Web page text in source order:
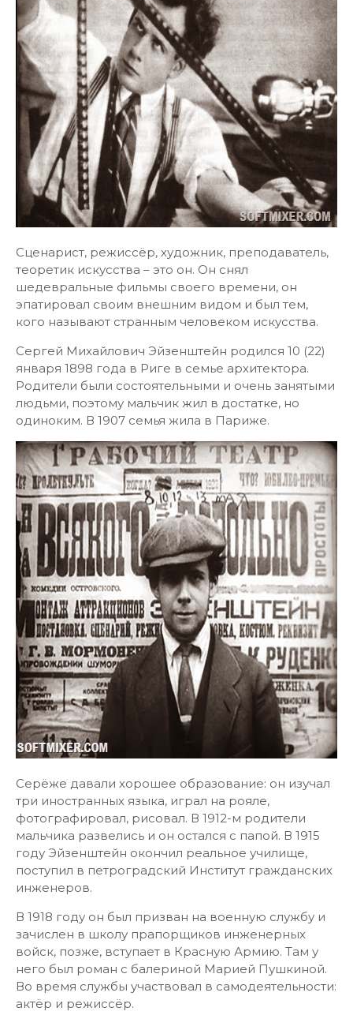
Сценарист, режиссёр, художник, преподаватель,
теоретик искусства – это он. Он снял
шедевральные фильмы своего времени, он
эпатировал своим внешним видом и был тем,
кого называют странным человеком искусства.
Сергей Михайлович Эйзенштейн родился 10 (22)
января 1898 года в Риге в семье архитектора.
Родители были состоятельными и очень занятыми
людьми, поэтому мальчик жил в достатке, но
одиноким. В 1907 семья жила в Париже.
Серёже давали хорошее образование: он изучал
три иностранных языка, играл на рояле,
фотографировал, рисовал. В 1912-м родители
мальчика развелись и он остался с папой. В 1915
году Эйзенштейн окончил реальное училище,
поступил в петроградский Институт гражданских
инженеров.
В 1918 году он был призван на военную службу и
зачислен в школу прапорщиков инженерных
войск, позже, вступает в Красную Армию. Там у
него был роман с балериной Марией Пушкиной.
Во время службы участвовал в самодеятельности:
актёр и режиссёр.